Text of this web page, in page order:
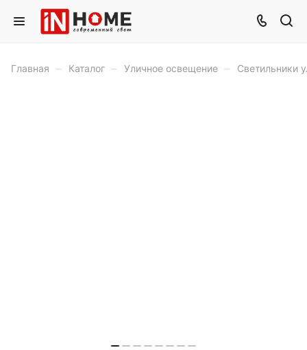
Главная – Каталог – Уличное освещение – Светильники